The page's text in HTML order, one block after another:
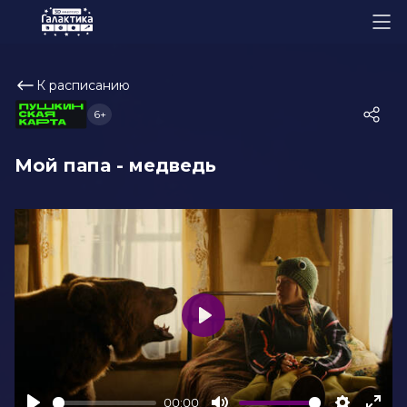
К расписанию
Мой папа - медведь
6+
00:00
Play